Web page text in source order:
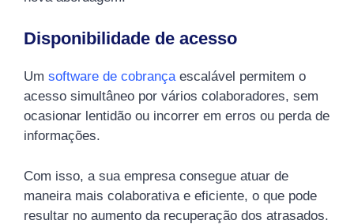
Disponibilidade de acesso
Um software de cobrançaescalável permitem o
acesso simultâneo por vários colaboradores, sem
ocasionar lentidão ou incorrer em erros ou perda de
informações.
Com isso, a sua empresa consegue atuar de
maneira mais colaborativa e eficiente, o que pode
resultar no aumento da recuperação dos atrasados.